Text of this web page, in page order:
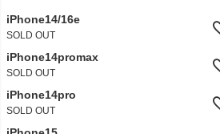
iPhone14/16e
SOLD OUT
iPhone14promax
SOLD OUT
iPhone14pro
SOLD OUT